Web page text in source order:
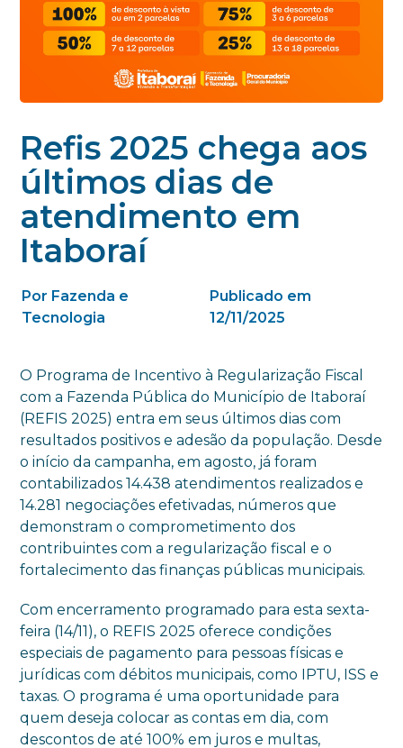
Refis 2025 chega aos
últimos dias de
atendimento em
Itaboraí
Por Fazenda e
Tecnologia
Publicado em
12/11/2025
O Programa de Incentivo à Regularização Fiscal
com a Fazenda Pública do Município de Itaboraí
(REFIS 2025) entra em seus últimos dias com
resultados positivos e adesão da população. Desde
o início da campanha, em agosto, já foram
contabilizados 14.438 atendimentos realizados e
14.281 negociações efetivadas, números que
demonstram o comprometimento dos
contribuintes com a regularização fiscal e o
fortalecimento das finanças públicas municipais.
Com encerramento programado para esta sexta-
feira (14/11), o REFIS 2025 oferece condições
especiais de pagamento para pessoas físicas e
jurídicas com débitos municipais, como IPTU, ISS e
taxas. O programa é uma oportunidade para
quem deseja colocar as contas em dia, com
descontos de até 100% em juros e multas,